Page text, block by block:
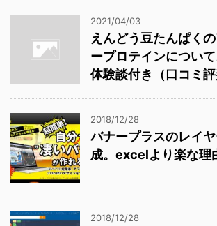
2021/04/03
えんどう豆たんぱく
ープロテインについ
体験談付き（口コミ評
2018/12/28
バナープラスのレイ
成。excelより楽な理
2018/12/28